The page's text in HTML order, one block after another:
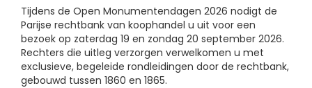
Tijdens de Open Monumentendagen 2026 nodigt de
Parijse rechtbank van koophandel u uit voor een
bezoek op zaterdag 19 en zondag 20 september 2026.
Rechters die uitleg verzorgen verwelkomen u met
exclusieve, begeleide rondleidingen door de rechtbank,
gebouwd tussen 1860 en 1865.